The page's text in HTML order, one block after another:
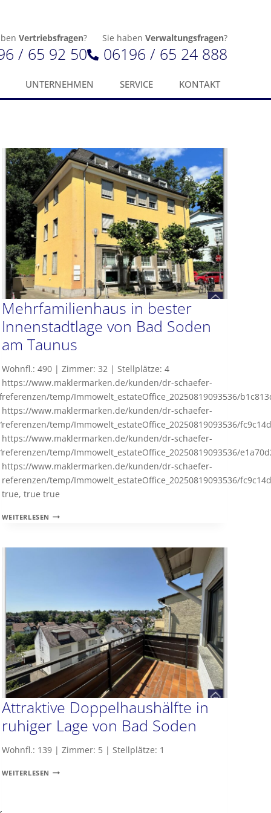
Vertriebsfragen?
/ 65 92 50
Sie haben Verwaltungsfragen?
06196 / 65 24 888
UNTERNEHMEN SERVICE KONTAKT
Mehrfamilienhaus in bester
Innenstadtlage von Bad Soden
am Taunus
Wohnfl.: 490 | Zimmer: 32 | Stellplätze: 4
https://www.maklermarken.de/kunden/dr-schaefer-
referenzen/temp/Immowelt_estateOffice_20250819093536/
https://www.maklermarken.de/kunden/dr-schaefer-
referenzen/temp/Immowelt_estateOffice_20250819093536/
https://www.maklermarken.de/kunden/dr-schaefer-
referenzen/temp/Immowelt_estateOffice_20250819093536/
https://www.maklermarken.de/kunden/dr-schaefer-
referenzen/temp/Immowelt_estateOffice_20250819093536/
true, true true
WEITERLESEN MEHRFAMILIENHAUS
INNENSTADTLAGE
Attraktive Doppelhaushälfte in
ruhiger Lage von Bad Soden
Wohnfl.: 139 | Zimmer: 5 | Stellplätze: 1
WEITERLESEN ATTRAKTIVE